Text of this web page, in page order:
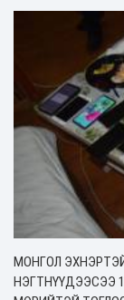
МОНГОЛ
НЭГТНҮҮДЭЭСЭЭ